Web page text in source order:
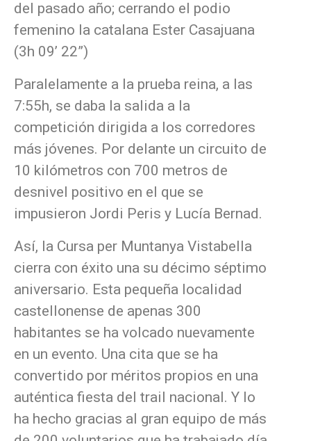
del pasado año; cerrando el podio
femenino la catalana Ester Casajuana
(3h 09’ 22”)
Paralelamente a la prueba reina, a las
7:55h, se daba la salida a la
competición dirigida a los corredores
más jóvenes. Por delante un circuito de
10 kilómetros con 700 metros de
desnivel positivo en el que se
impusieron Jordi Peris y Lucía Bernad.
Así, la Cursa per Muntanya Vistabella
cierra con éxito una su décimo séptimo
aniversario. Esta pequeña localidad
castellonense de apenas 300
habitantes se ha volcado nuevamente
en un evento. Una cita que se ha
convertido por méritos propios en una
auténtica fiesta del trail nacional. Y lo
ha hecho gracias al gran equipo de más